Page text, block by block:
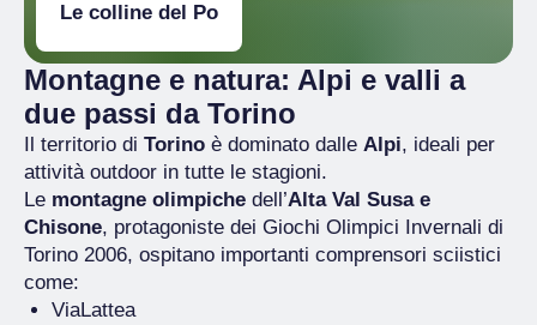
Le colline del Po
Montagne e natura: Alpi e valli a
due passi da Torino
Il territorio di Torino è dominato dalle Alpi, ideali per
attività outdoor in tutte le stagioni.
Le montagne olimpiche dell’Alta Val Susa e
Chisone, protagoniste dei Giochi Olimpici Invernali di
Torino 2006, ospitano importanti comprensori sciistici
come:
ViaLattea